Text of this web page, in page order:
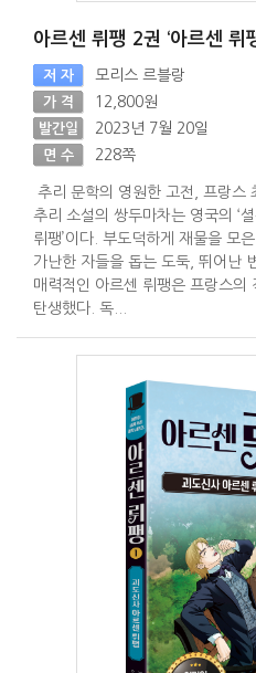
아르센 뤼팽 2권 ‘아르센 뤼
저 자 모리스 르블랑
가 격 12,800원
발간일 2023년 7월 20일
면 수 228쪽
추리 문학의 영원한 고전, 프랑스
추리 소설의 쌍두마차는 영국의 ‘셜
뤼팽’이다. 부도덕하게 재물을 모
가난한 자들을 돕는 도둑, 뛰어난
매력적인 아르센 뤼팽은 프랑스의
탄생했다. 독...